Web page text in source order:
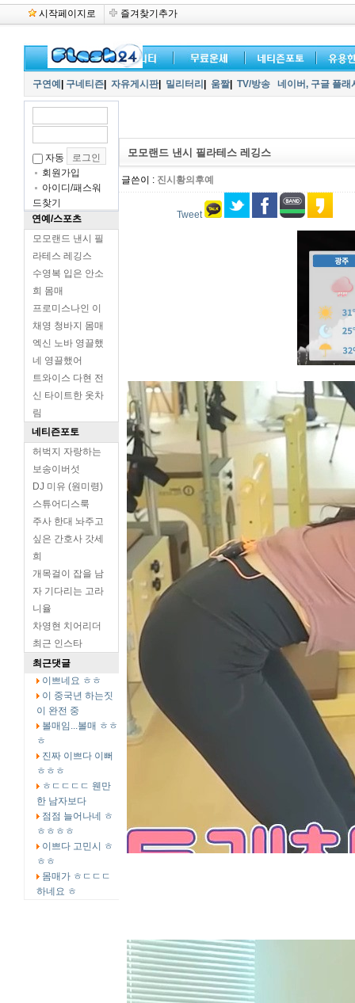
시작페이지로 즐겨찾기추가
구연예 구네티즌 자유게시판| 밀리터리 움짤| TV/방송 네이버, 구글 플
자동
회원가입
아이디/패스워
드찾기
연예/스포츠
모모랜드 낸시 필
라테스 레깅스
수영복 입은 안소
희 몸매
프로미스나인 이
채영 청바지 몸매
엑신 노바 영끌했
네 영끌했어
트와이스 다현 전
신 타이트한 옷차
림
네티즌포토
허벅지 자랑하는
보송이버섯
DJ 미유 (원미령)
스튜어디스룩
주사 한대 놔주고
싶은 간호사 갓세
희
개목걸이 잡을 남
자 기다리는 고라
니율
차영현 치어리더
최근 인스타
최근댓글
이쁘네요 ㅎㅎ
이 중국년 하는짓
이 완전 중
볼매임...볼매 ㅎㅎ
ㅎ
진짜 이쁘다 이뻐
ㅎㅎㅎ
ㅎㄷㄷㄷㄷ 웬만
한 남자보다
점점 늘어나네 ㅎ
ㅎㅎㅎㅎ
이쁘다 고민시 ㅎ
ㅎㅎ
몸매가 ㅎㄷㄷㄷ
하네요 ㅎ
모모랜드 낸시 필라테스 레깅스
글쓴이 : 진시황의후예
Tweet